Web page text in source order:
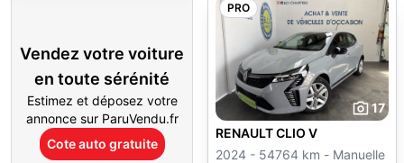
Vendez votre voiture
en toute sérénité
Estimez et déposez votre
annonce sur ParuVendu.fr
Cote auto gratuite
PRO
17
RENAULT CLIO V
2024 - 54764 km - Manuelle